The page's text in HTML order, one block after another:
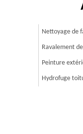
Nettoyage de
Ravalement
Peinture
Hydrofuge